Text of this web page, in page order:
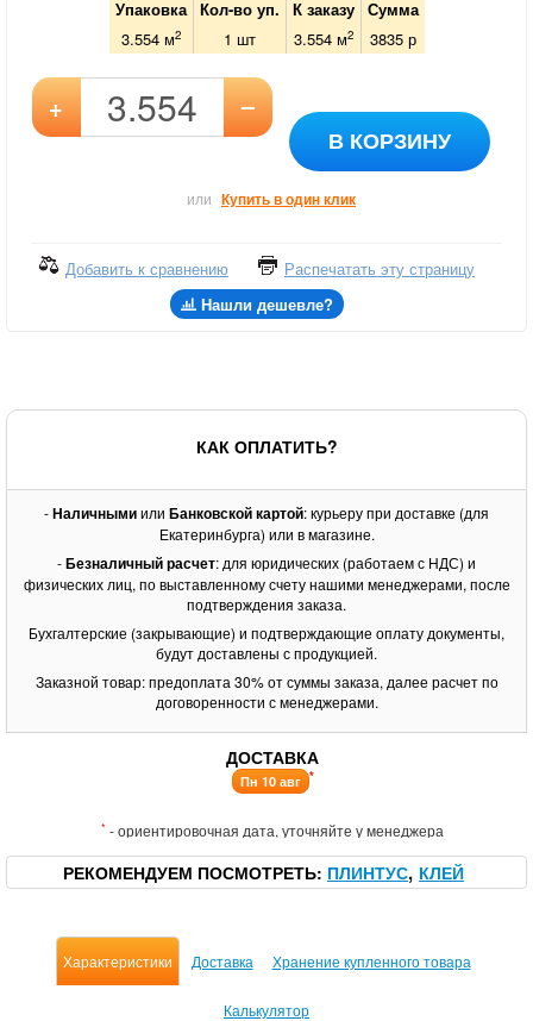
Упаковка Кол-во уп. К заказу
Сумма
3.554 м2 1 шт 3.554м2 3835р
+ –
В КОРЗИНУ
или Купить в один клик
Добавить к сравнению
Распечатать эту страницу
Нашли дешевле?
КАК ОПЛАТИТЬ?
-Наличнымиили Банковской картой: курьеру при доставке (для
Екатеринбурга) или в магазине.
-Безналичный расчет: для юридических (работаем с НДС) и
физических лиц, по выставленному счету нашими менеджерами, после
подтверждения заказа.
Бухгалтерские (закрывающие) и подтверждающие оплату документы,
будут доставлены с продукцией.
Заказной товар: предоплата 30% от суммы заказа, далее расчет по
договоренности с менеджерами.
ДОСТАВКА
Пн 10 авг *
* - ориентировочная дата, уточняйте у менеджера
РЕКОМЕНДУЕМ ПОСМОТРЕТЬ ПЛИНТУС КЛЕЙ
Характеристики Доставка Хранение купленного товара
Калькулятор